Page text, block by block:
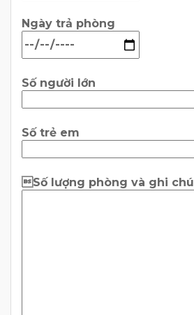
Ngày trả phòng
Số người lớn
Số trẻ em
Số lượng phòng và ghi chú